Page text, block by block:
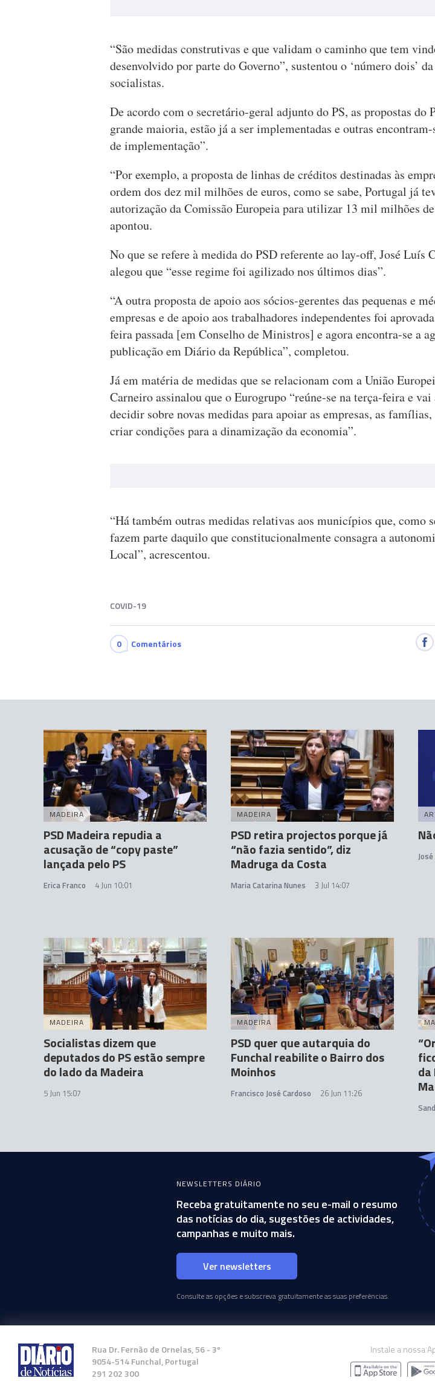
“São medidas construtivas e que validam o caminho que tem
desenvolvido por parte do Governo”, sustentou o ‘número dois’
socialistas.
De acordo com o secretário-geral adjunto do PS, as propostas do
grande maioria, estão já a ser implementadas e outras encontram-
de implementação”.
“Por exemplo, a proposta de linhas de créditos destinadas às
ordem dos dez mil milhões de euros, como se sabe, Portugal já
autorização da Comissão Europeia para utilizar 13 mil milhões
apontou.
No que se refere à medida do PSD referente ao lay-off, José Luís
alegou que “esse regime foi agilizado nos últimos dias”.
“A outra proposta de apoio aos sócios-gerentes das pequenas e
empresas e de apoio aos trabalhadores independentes foi
feira passada [em Conselho de Ministros] e agora encontra-se a
publicação em Diário da República”, completou.
Já em matéria de medidas que se relacionam com a União
Carneiro assinalou que o Eurogrupo “reúne-se na terça-feira e
decidir sobre novas medidas para apoiar as empresas, as
criar condições para a dinamização da economia”.
“Há também outras medidas relativas aos municípios que, como
fazem parte daquilo que constitucionalmente consagra a
Local”, acrescentou.
COVID-19
0 Comentários
MADEIRA
PSD Madeira repudia a
acusação de “copy paste”
lançada pelo PS
Erica Franco 4 Jun 10:01
MADEIRA
PSD retira projectos porque já
“não fazia sentido”, diz
Madruga da Costa
Maria Catarina Nunes 3 Jul 14:07
MADEIRA
Socialistas dizem que
deputados do PS estão sempre
do lado da Madeira
5 Jun 15:07
MADEIRA
PSD quer que autarquia do
Funchal reabilite o Bairro dos
Moinhos
Francisco José Cardoso 26 Jun 11:26
NEWSLETTERS DIÁRIO
Receba gratuitamente no seu e-mail o resumo
das notícias do dia, sugestões de actividades,
campanhas e muito mais.
Ver newsletters
Consulte as opções e subscreva gratuitamente as suas preferências.
Rua Dr. Fernão de Ornelas, 56 - 3º
9054-514 Funchal, Portugal
291 202 300
Instale a nossa